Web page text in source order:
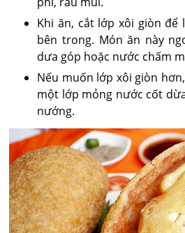
Khi ăn, cắt lớp xôi giòn
bên trong. Món ăn này
dưa góp hoặc nước chấm
Nếu muốn lớp xôi giòn
một lớp mỏng nước cốt
nướng.